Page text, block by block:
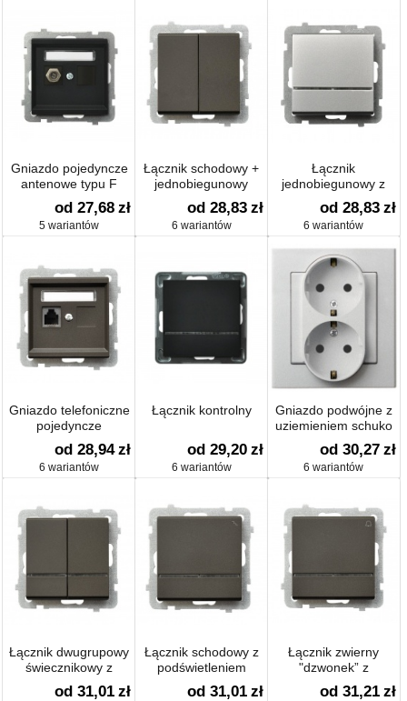
Gniazdo pojedyncze
antenowe typu F
od 27,68 zł
5 wariantów
Łącznik schodowy +
jednobiegunowy
od 28,83 zł
6 wariantów
Łącznik
jednobiegunowy z
podświetleniem
od 28,83 zł
6 wariantów
Gniazdo telefoniczne
pojedyncze
od 28,94 zł
6 wariantów
Łącznik kontrolny
od 29,20 zł
6 wariantów
Gniazdo podwójne z
uziemieniem schuko
od 30,27 zł
6 wariantów
Łącznik dwugrupowy
świecznikowy z
podświetleniem
od 31,01 zł
Łącznik schodowy z
podświetleniem
od 31,01 zł
Łącznik zwierny
"dzwonek” z
podświetleniem
od 31,21 zł